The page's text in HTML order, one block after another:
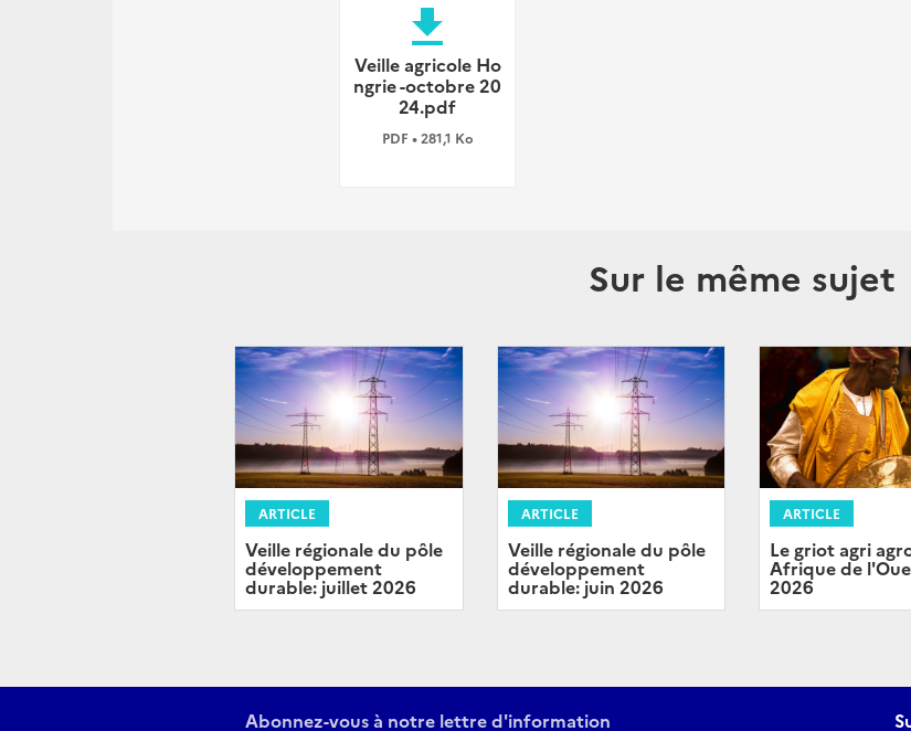
file_download
Veille agricole Ho
ngrie -octobre 20
24.pdf
PDF • 281,1 Ko
Sur le même sujet
ARTICLE
Veille régionale du pôle
développement
durable: juillet 2026
ARTICLE
Veille régionale du pôle
développement
durable: juin 2026
ARTICLE
Le griot agri
Afrique de
2026
Abonnez-vous à notre lettre d'information